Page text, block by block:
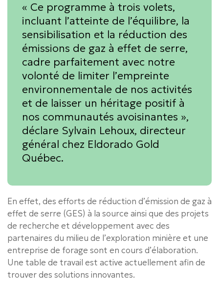
« Ce programme à trois volets,
incluant l’atteinte de l’équilibre, la
sensibilisation et la réduction des
émissions de gaz à effet de serre,
cadre parfaitement avec notre
volonté de limiter l’empreinte
environnementale de nos activités
et de laisser un héritage positif à
nos communautés avoisinantes »,
déclare Sylvain Lehoux, directeur
général chez Eldorado Gold
Québec.
En effet, des efforts de réduction d’émission de gaz à
effet de serre (GES) à la source ainsi que des projets
de recherche et développement avec des
partenaires du milieu de l’exploration minière et une
entreprise de forage sont en cours d’élaboration.
Une table de travail est active actuellement afin de
trouver des solutions innovantes.